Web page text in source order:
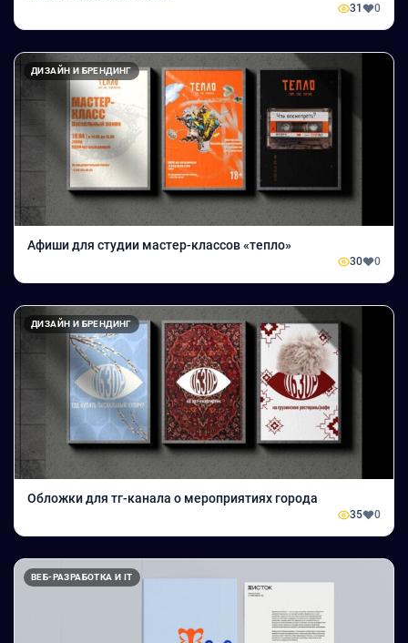
31 0
ДИЗАЙН И БРЕНДИНГ
Афиши для студии мастер-классов «тепло»
30 0
ДИЗАЙН И БРЕНДИНГ
Обложки для тг-канала о мероприятиях города
35 0
ВЕБ-РАЗРАБОТКА И IT